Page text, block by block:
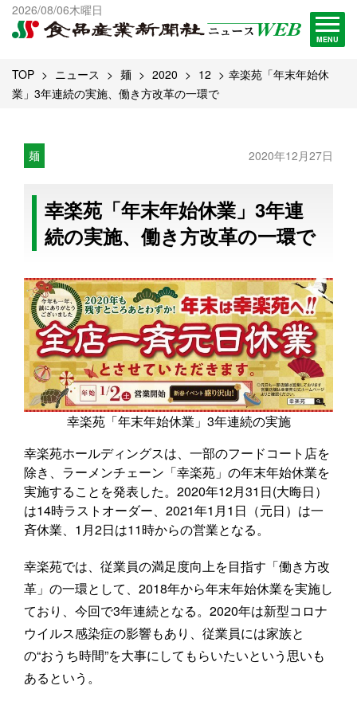
2026/08/06木曜日
MENU
出版物一覧へ
試読・購読申し込み
TOP ニュース 麺 2020 12
幸楽苑「年末年始休
業」3年連続の実施、働き方改革の一環で
麺 2020年12月27日
幸楽苑「年末年始休業」3年連
続の実施、働き方改革の一環で
幸楽苑「年末年始休業」3年連続の実施
幸楽苑ホールディングスは、一部のフードコート店を
除き、ラーメンチェーン「幸楽苑」の年末年始休業を
実施することを発表した。2020年12月31日(大晦日）
は14時ラストオーダー、2021年1月1日（元日）は一
斉休業、1月2日は11時からの営業となる。
幸楽苑では、従業員の満足度向上を目指す「働き方改
革」の一環として、2018年から年末年始休業を実施し
ており、今回で3年連続となる。2020年は新型コロナ
ウイルス感染症の影響もあり、従業員には家族と
の“おうち時間”を大事にしてもらいたいという思いも
あるという。